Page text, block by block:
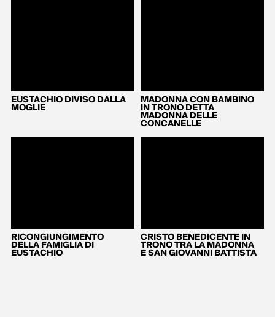
EUSTACHIO DIVISO DALLA
MOGLIE
MADONNA CON BAMBINO
IN TRONO DETTA
MADONNA DELLE
CONCANELLE
RICONGIUNGIMENTO
DELLA FAMIGLIA DI
EUSTACHIO
CRISTO BENEDICENTE IN
TRONO TRA LA MADONNA
E SAN GIOVANNI BATTISTA